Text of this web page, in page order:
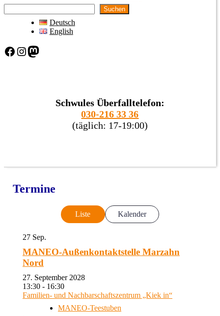
Suchen
Deutsch
English
Facebook Instagram Mastodon
Schwules Überfalltelefon:
030-216 33 36
(täglich: 17-19:00)
Termine
Liste Kalender
27 Sep.
MANEO-Außenkontaktstelle Marzahn
Nord
27. September 2028
13:30 - 16:30
Familien- und Nachbarschaftszentrum „Kiek in“
MANEO-Teestuben